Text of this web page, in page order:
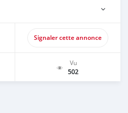
Signaler cette annonce
Vu
502